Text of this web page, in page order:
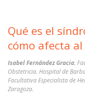
Qué es el
cómo afecta
Isabel Fernández Gracia.
Obstetricia. Hospital de
Facultativa Especialista de
Zaragoza.